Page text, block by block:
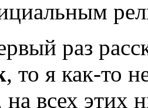
раз
, то я как-то
на всех